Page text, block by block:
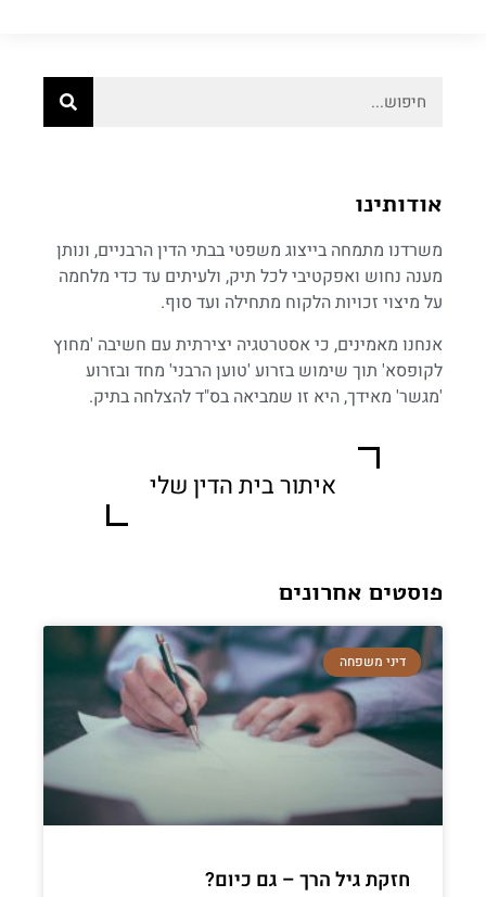
אודותינו
משרדנו מתמחה בייצוג משפטי בבתי הדין הרבניים, ונותן
מענה נחוש ואפקטיבי לכל תיק, ולעיתים עד כדי מלחמה
על מיצוי זכויות הלקוח מתחילה ועד סוף.
אנחנו מאמינים, כי אסטרטגיה יצירתית עם חשיבה 'מחוץ
לקופסא' תוך שימוש בזרוע 'טוען הרבני' מחד ובזרוע
'מגשר' מאידך, היא זו שמביאה בס"ד להצלחה בתיק.
איתור בית הדין שלי
פוסטים אחרונים
דיני משפחה
חזקת גיל הרך – גם כיום?